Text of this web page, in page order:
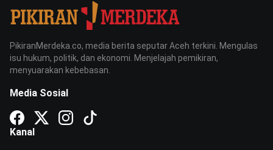
PikiranMerdeka.co, media berita seputar Aceh terkini. Mengulas
isu hukum, politik, dan ekonomi. Menjelajah pemikiran,
menyuarakan kebebasan.
Media Sosial
Kanal